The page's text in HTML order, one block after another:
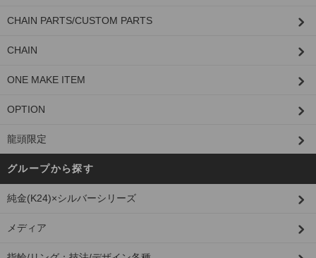
CHAIN PARTS/CUSTOM PARTS
CHAIN
ONE MAKE ITEM
OPTION
龍頭限定
グループから探す
純金(K24)×シルバーシリーズ
メディア